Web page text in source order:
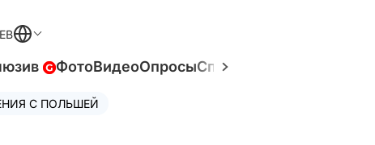
ФотоВидеоОпросыСпецпроекты
С ПОЛЬШЕЙ